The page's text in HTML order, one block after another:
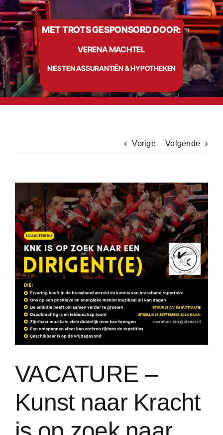
MET TROTS GESPONSORD DOOR:
VERENA MACHTEL
NIESTEN ASSURANTIËN & HYPOTHEKEN
Info
Contact
Vorige Volgende
grotere
afbeelding
VACATURE –
Kunst naar Kracht